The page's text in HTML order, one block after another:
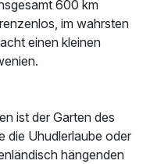
600 km
im wahrsten
einen kleinen
ist der Garten des
die Uhudlerlaube oder
hängenden